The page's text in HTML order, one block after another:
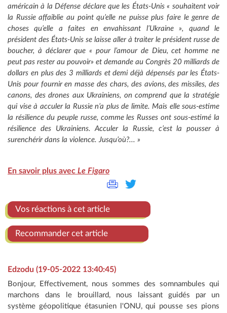
américain à la Défense déclare que les États-Unis « souhaitent voir
la Russie affaiblie au point qu’elle ne puisse plus faire le genre de
choses qu’elle a faites en envahissant l’Ukraine », quand le
président des États-Unis se laisse aller à traiter le président russe de
boucher, à déclarer que « pour l’amour de Dieu, cet homme ne
peut pas rester au pouvoir» et demande au Congrès 20 milliards de
dollars en plus des 3 milliards et demi déjà dépensés par les États-
Unis pour fournir en masse des chars, des avions, des missiles, des
canons, des drones aux Ukrainiens, on comprend que la stratégie
qui vise à acculer la Russie n’a plus de limite. Mais elle sous-estime
la résilience du peuple russe, comme les Russes ont sous-estimé la
résilience des Ukrainiens. Acculer la Russie, c’est la pousser à
surenchérir dans la violence. Jusqu’où?... »
En savoir plus avec Le Figaro
Vos réactions à cet article
Recommander cet article
Edzodu (19-05-2022 13:40:45)
Bonjour, Effectivement, nous sommes des somnambules qui
marchons dans le brouillard, nous laissant guidés par un
système géopolitique étasunien l'ONU, qui pousse ses pions